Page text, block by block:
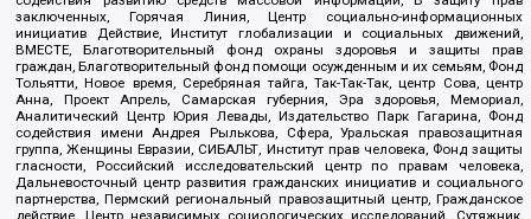
заключенных, Горячая Линия, Центр социально-информационных
инициатив Действие, Институт глобализации и социальных движений,
ВМЕСТЕ, Благотворительный фонд охраны здоровья и защиты прав
граждан, Благотворительный фонд помощи осужденным и их семьям, Фонд
Тольятти, Новое время, Серебряная тайга, Так-Так-Так, центр Сова, центр
Анна, Проект Апрель, Самарская губерния, Эра здоровья, Мемориал,
Аналитический Центр Юрия Левады, Издательство Парк Гагарина, Фонд
содействия имени Андрея Рылькова, Сфера, Уральская правозащитная
группа, Женщины Евразии, СИБАЛЬТ, Институт прав человека, Фонд защиты
гласности, Российский исследовательский центр по правам человека,
Дальневосточный центр развития гражданских инициатив и социального
партнерства, Пермский региональный правозащитный центр, Гражданское